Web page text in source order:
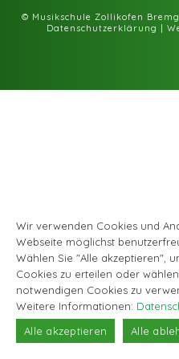
© Musikschule Zollikofen
Datenschutzerklärung
Wir verwenden Cookies und
Webseite möglichst
Wählen Sie "Alle akzeptieren",
Cookies zu erteilen oder
notwendigen Cookies zu
Weitere Informationen:
Alle akzeptieren
Alle